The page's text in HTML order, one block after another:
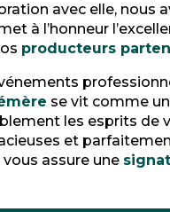
avec elle, nous
à l’honneur
producteurs
se vit comme
les esprits de
et
assure une